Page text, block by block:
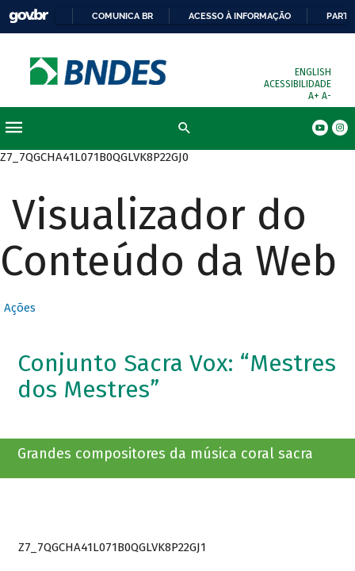
COMUNICA BR ACESSO À INFORMAÇÃO
ENGLISH
ACESSIBILIDADE
A+ A-
Z7_7QGCHA41L071B0QGLVK8P22GJ0
Visualizador do
Conteúdo da Web
Ações
Conjunto Sacra Vox: “Mestres
dos Mestres”
Grandes compositores da música coral sacra
Z7_7QGCHA41L071B0QGLVK8P22GJ1